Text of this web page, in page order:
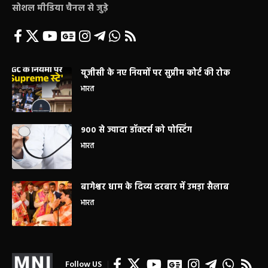
सोशल मीडिया चैनल से जुड़े
यूजीसी के नए नियमों पर सुप्रीम कोर्ट की रोक
भारत
900 से ज्यादा डॉक्टर्स को पोस्टिंग
भारत
बागेश्वर धाम के दिव्य दरबार में उमड़ा सैलाब
भारत
Follow US